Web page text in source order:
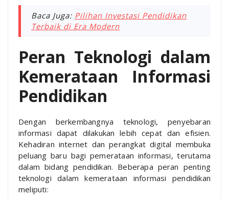
Baca Juga: Pilihan Investasi Pendidikan
Terbaik di Era Modern
Peran Teknologi dalam
Kemerataan Informasi
Pendidikan
Dengan berkembangnya teknologi, penyebaran
informasi dapat dilakukan lebih cepat dan efisien.
Kehadiran internet dan perangkat digital membuka
peluang baru bagi pemerataan informasi, terutama
dalam bidang pendidikan. Beberapa peran penting
teknologi dalam kemerataan informasi pendidikan
meliputi: